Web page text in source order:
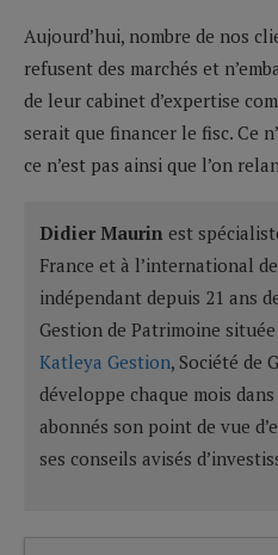
Aujourd’hui, nombre de nos
refusent des marchés et
de leur cabinet d’expertise
serait que financer le fisc. Ce
ce n’est pas ainsi que l’on
Didier Maurin est
France et à l’international
indépendant depuis 21 ans
Gestion de Patrimoine
Katleya Gestion, Société de
développe chaque mois
abonnés son point de vue
ses conseils avisés